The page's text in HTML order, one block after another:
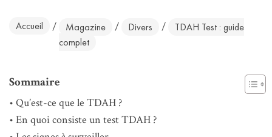
Accueil / Magazine / Divers /
TDAH Test : guide
complet
Sommaire
Qu’est-ce que le TDAH ?
En quoi consiste un test TDAH ?